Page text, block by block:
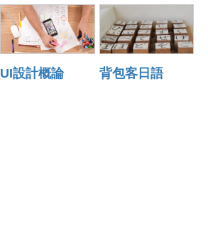
UI設計概論 背包客日語